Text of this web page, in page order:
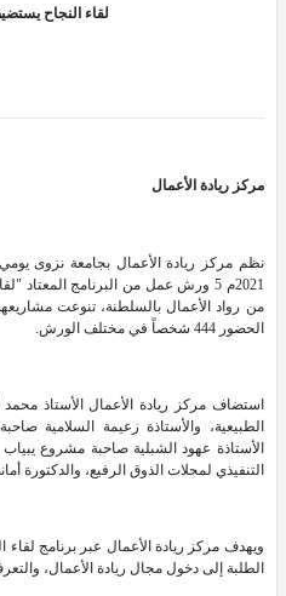
لقاء النجاح
مركز ريادة الأعمال
2021م 5 ورش عمل من البرنامج
من رواد الأعمال بالسلطنة، تنوعت
الحضور 444 شخصاً في مختلف الورش.
استضاف مركز ريادة الأعمال الأستاذ
الطبيعية، والأستاذة زعيمة السلامية
الأستاذة عهود الشبلية صاحبة مشروع
التنفيذي لمحلات الذوق الرفيع، والدكتورة
ويهدف مركز ريادة الأعمال عبر برنامج
الطلبة إلى دخول مجال ريادة الأعمال،